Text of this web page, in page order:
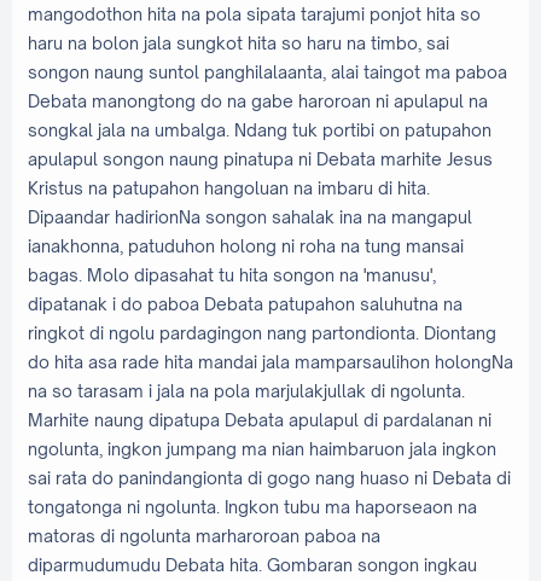
mangodothon hita na pola sipata tarajumi ponjot hita so
haru na bolon jala sungkot hita so haru na timbo, sai
songon naung suntol panghilalaanta, alai taingot ma paboa
Debata manongtong do na gabe haroroan ni apulapul na
songkal jala na umbalga. Ndang tuk portibi on patupahon
apulapul songon naung pinatupa ni Debata marhite Jesus
Kristus na patupahon hangoluan na imbaru di hita.
Dipaandar hadirionNa songon sahalak ina na mangapul
ianakhonna, patuduhon holong ni roha na tung mansai
bagas. Molo dipasahat tu hita songon na 'manusu',
dipatanak i do paboa Debata patupahon saluhutna na
ringkot di ngolu pardagingon nang partondionta. Diontang
do hita asa rade hita mandai jala mamparsaulihon holongNa
na so tarasam i jala na pola marjulakjullak di ngolunta.
Marhite naung dipatupa Debata apulapul di pardalanan ni
ngolunta, ingkon jumpang ma nian haimbaruon jala ingkon
sai rata do panindangionta di gogo nang huaso ni Debata di
tongatonga ni ngolunta. Ingkon tubu ma haporseaon na
matoras di ngolunta marharoroan paboa na
diparmudumudu Debata hita. Gombaran songon ingkau